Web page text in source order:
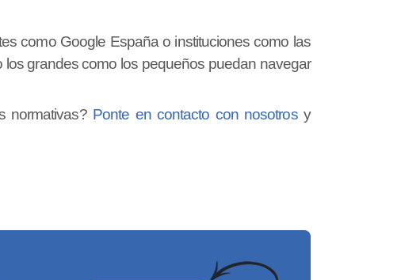
como Google España o instituciones como las
grandes como los pequeños puedan navegar
normativas? Ponte en contacto con nosotrosy